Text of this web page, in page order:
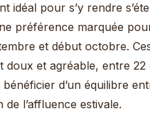
idéal pour s’y rendre
préférence marquée
et début octobre.
doux et agréable, entre 22
d’un équilibre
l’affluence estivale.